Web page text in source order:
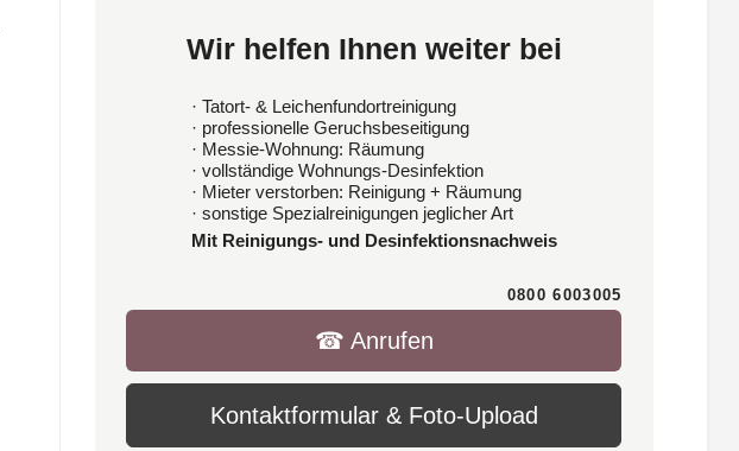
Wir helfen Ihnen weiter bei
· Tatort- & Leichenfundortreinigung
· professionelle Geruchsbeseitigung
· Messie-Wohnung: Räumung
· vollständige Wohnungs-Desinfektion
· Mieter verstorben: Reinigung + Räumung
· sonstige Spezialreinigungen jeglicher Art
Mit Reinigungs- und Desinfektionsnachweis
0800 6003005
☎︎ Anrufen
Kontaktformular & Foto-Upload